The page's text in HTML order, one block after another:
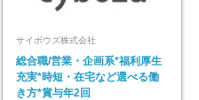
サイボウズ株式会社
総合職/営業・企画系*福利厚生
充実*時短・在宅など選べる働
き方*賞与年2回